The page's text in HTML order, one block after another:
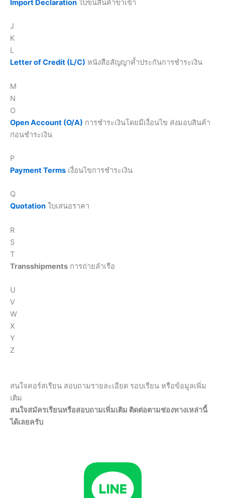
Import Declaration ใบขนสินค้าขาเข้า
J
K
L
Letter of Credit (L/C) หนังสือสัญญาค้ำประกันการชำระเงิน
M
N
O
Open Account (O/A) การชำระเงินโดยมีเงื่อนไข ส่งมอบสินค้า
ก่อนชำระเงิน
P
Payment Terms เงื่อนไขการชำระเงิน
Q
Quotation ใบเสนอราคา
R
S
T
Transshipments การถ่ายลำเรือ
U
V
W
X
Y
Z
สนใจคอร์สเรียน สอบถามรายละเอียด รอบเรียน หรือข้อมูลเพิ่ม
เติม
สนใจสมัครเรียนหรือสอบถามเพิ่มเติม ติดต่อตามช่องทางเหล่านี้
ได้เลยครับ